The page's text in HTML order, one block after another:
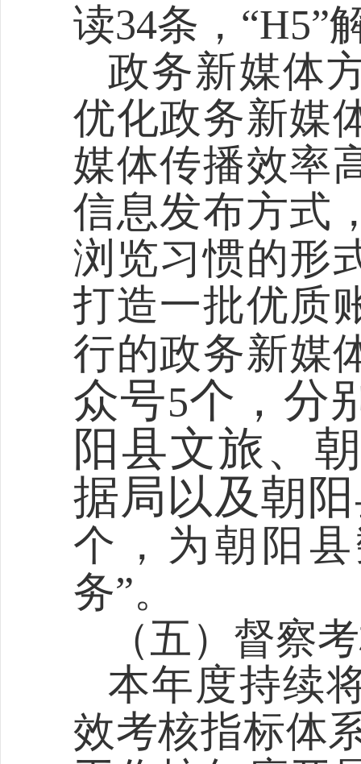
读34条 ， “H5”
政务新媒体
优化政务新媒
媒体传播效率
信息发布方式
浏览习惯的形
打造一批优质
行的政务新媒
众号5个，分
阳县文旅、
据局以及朝
个，为朝阳
务”。
（五）督察
本年度持续
效考核指标体